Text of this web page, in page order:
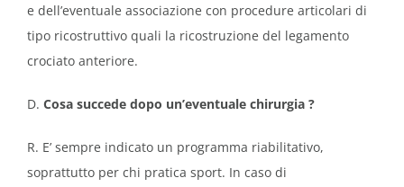
e dell’eventuale associazione con procedure articolari di
tipo ricostruttivo quali la ricostruzione del legamento
crociato anteriore.
D. Cosa succede dopo un’eventuale chirurgia ?
R. E’ sempre indicato un programma riabilitativo,
soprattutto per chi pratica sport. In caso di